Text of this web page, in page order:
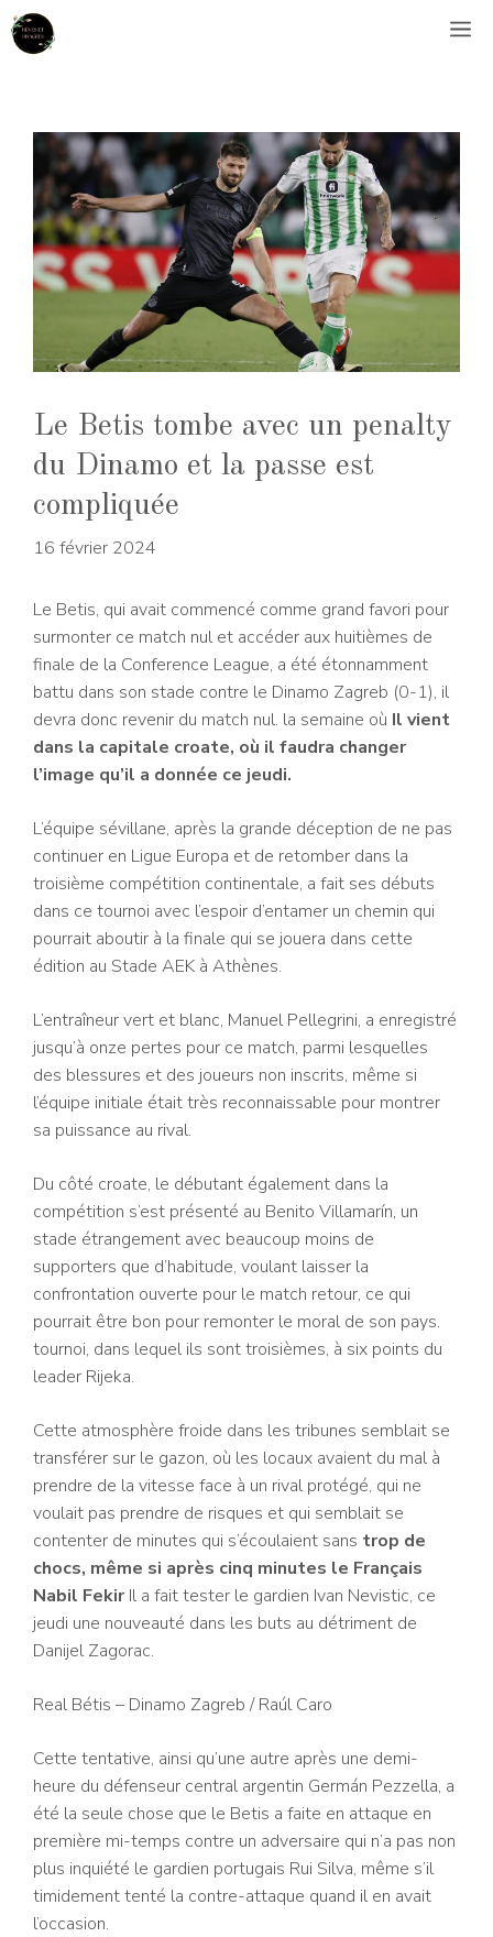
Aller
au
Le Betis tombe avec un penalty
du Dinamo et la passe est
compliquée
16 février 2024
Le Betis, qui avait commencé comme grand favori pour
surmonter ce match nul et accéder aux huitièmes de
finale de la Conference League, a été étonnamment
battu dans son stade contre le Dinamo Zagreb (0-1), il
devra donc revenir du match nul. la semaine où Il vient
dans la capitale croate, où il faudra changer
l’image qu’il a donnée ce jeudi.
L’équipe sévillane, après la grande déception de ne pas
continuer en Ligue Europa et de retomber dans la
troisième compétition continentale, a fait ses débuts
dans ce tournoi avec l’espoir d’entamer un chemin qui
pourrait aboutir à la finale qui se jouera dans cette
édition au Stade AEK à Athènes.
L’entraîneur vert et blanc, Manuel Pellegrini, a enregistré
jusqu’à onze pertes pour ce match, parmi lesquelles
des blessures et des joueurs non inscrits, même si
l’équipe initiale était très reconnaissable pour montrer
sa puissance au rival.
Du côté croate, le débutant également dans la
compétition s’est présenté au Benito Villamarín, un
stade étrangement avec beaucoup moins de
supporters que d’habitude, voulant laisser la
confrontation ouverte pour le match retour, ce qui
pourrait être bon pour remonter le moral de son pays.
tournoi, dans lequel ils sont troisièmes, à six points du
leader Rijeka.
Cette atmosphère froide dans les tribunes semblait se
transférer sur le gazon, où les locaux avaient du mal à
prendre de la vitesse face à un rival protégé, qui ne
voulait pas prendre de risques et qui semblait se
contenter de minutes qui s’écoulaient sans trop de
chocs, même si après cinq minutes le Français
Nabil FekirIl a fait tester le gardien Ivan Nevistic, ce
jeudi une nouveauté dans les buts au détriment de
Danijel Zagorac.
Real Bétis – Dinamo Zagreb / Raúl Caro
Cette tentative, ainsi qu’une autre après une demi-
heure du défenseur central argentin Germán Pezzella, a
été la seule chose que le Betis a faite en attaque en
première mi-temps contre un adversaire qui n’a pas non
plus inquiété le gardien portugais Rui Silva, même s’il
timidement tenté la contre-attaque quand il en avait
l’occasion.